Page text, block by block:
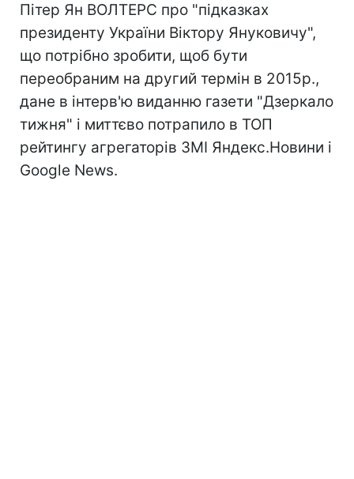
Пітер Ян ВОЛТЕРС про "підказках
президенту України Віктору Януковичу",
що потрібно зробити, щоб бути
переобраним на другий термін в 2015р.,
дане в інтерв'ю виданню газети "Дзеркало
тижня" і миттєво потрапило в ТОП
рейтингу агрегаторів ЗМІ Яндекс.Новини і
Google News.